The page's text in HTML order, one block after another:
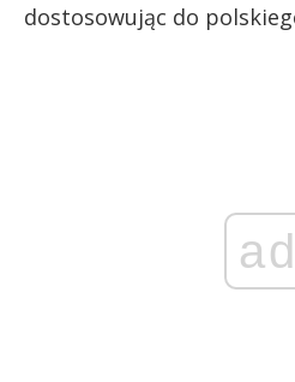
dostosowując do
ad